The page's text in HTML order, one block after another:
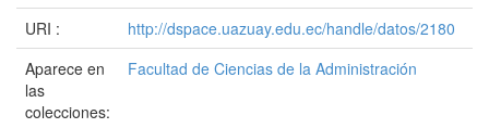
URI :
http://dspace.uazuay.edu.ec/handle/datos/2180
Aparece en
las
colecciones:
Facultad de Ciencias de la Administración